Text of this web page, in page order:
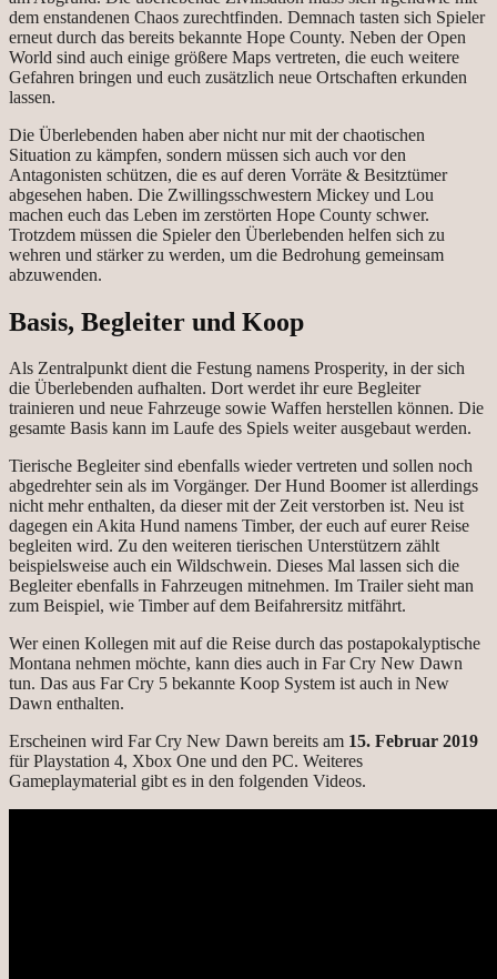
dem enstandenen Chaos zurechtfinden. Demnach tasten sich Spieler
erneut durch das bereits bekannte Hope County. Neben der Open
World sind auch einige größere Maps vertreten, die euch weitere
Gefahren bringen und euch zusätzlich neue Ortschaften erkunden
lassen.
Die Überlebenden haben aber nicht nur mit der chaotischen
Situation zu kämpfen, sondern müssen sich auch vor den
Antagonisten schützen, die es auf deren Vorräte & Besitztümer
abgesehen haben. Die Zwillingsschwestern Mickey und Lou
machen euch das Leben im zerstörten Hope County schwer.
Trotzdem müssen die Spieler den Überlebenden helfen sich zu
wehren und stärker zu werden, um die Bedrohung gemeinsam
abzuwenden.
Basis, Begleiter und Koop
Als Zentralpunkt dient die Festung namens Prosperity, in der sich
die Überlebenden aufhalten. Dort werdet ihr eure Begleiter
trainieren und neue Fahrzeuge sowie Waffen herstellen können. Die
gesamte Basis kann im Laufe des Spiels weiter ausgebaut werden.
Tierische Begleiter sind ebenfalls wieder vertreten und sollen noch
abgedrehter sein als im Vorgänger. Der Hund Boomer ist allerdings
nicht mehr enthalten, da dieser mit der Zeit verstorben ist. Neu ist
dagegen ein Akita Hund namens Timber, der euch auf eurer Reise
begleiten wird. Zu den weiteren tierischen Unterstützern zählt
beispielsweise auch ein Wildschwein. Dieses Mal lassen sich die
Begleiter ebenfalls in Fahrzeugen mitnehmen. Im Trailer sieht man
zum Beispiel, wie Timber auf dem Beifahrersitz mitfährt.
Wer einen Kollegen mit auf die Reise durch das postapokalyptische
Montana nehmen möchte, kann dies auch in Far Cry New Dawn
tun. Das aus Far Cry 5 bekannte Koop System ist auch in New
Dawn enthalten.
Erscheinen wird Far Cry New Dawn bereits am 15. Februar 2019
für Playstation 4, Xbox One und den PC. Weiteres
Gameplaymaterial gibt es in den folgenden Videos.